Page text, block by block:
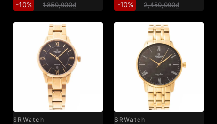
-10% 1,850,000₫ -10% 2,450,000₫
SRWatch SRWatch